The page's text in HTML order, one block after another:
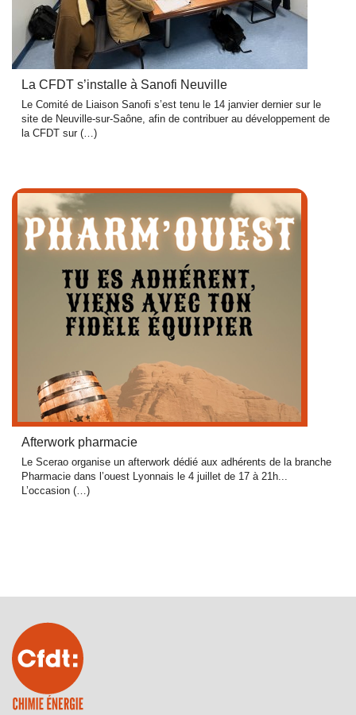
La CFDT s’installe à Sanofi Neuville
Le Comité de Liaison Sanofi s’est tenu le 14 janvier dernier sur le
site de Neuville-sur-Saône, afin de contribuer au développement de
la CFDT sur (…)
Afterwork pharmacie
Le Scerao organise un afterwork dédié aux adhérents de la branche
Pharmacie dans l’ouest Lyonnais le 4 juillet de 17 à 21h...
L’occasion (…)